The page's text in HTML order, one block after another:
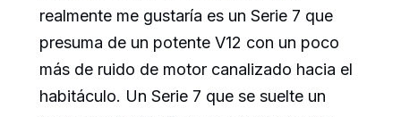
realmente me gustaría es un Serie 7 que
presuma de un potente V12 con un poco
más de ruido de motor canalizado hacia el
habitáculo. Un Serie 7 que se suelte un